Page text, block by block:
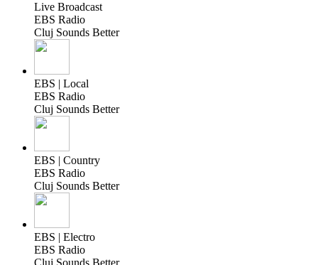
Live Broadcast
EBS Radio
Cluj Sounds Better
EBS | Local
EBS Radio
Cluj Sounds Better
EBS | Country
EBS Radio
Cluj Sounds Better
EBS | Electro
EBS Radio
Cluj Sounds Better